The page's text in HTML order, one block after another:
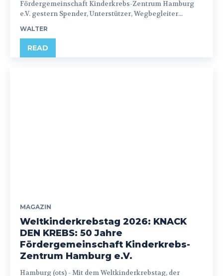
Fördergemeinschaft Kinderkrebs-Zentrum Hamburg
e.V. gestern Spender, Unterstützer, Wegbegleiter...
WALTER
READ
MAGAZIN
Weltkinderkrebstag 2026: KNACK
DEN KREBS: 50 Jahre
Fördergemeinschaft Kinderkrebs-
Zentrum Hamburg e.V.
Hamburg (ots) - Mit dem Weltkinderkrebstag, der